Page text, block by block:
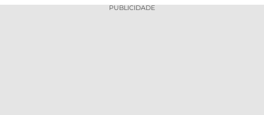
PUBLICIDADE